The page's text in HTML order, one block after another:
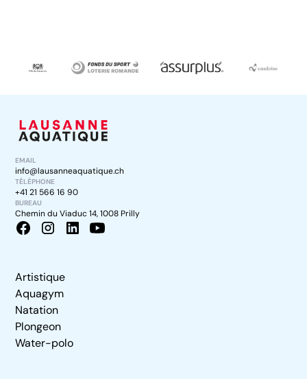
EMAIL
info@lausanneaquatique.ch
TÉLÉPHONE
+41 21 566 16 90
BUREAU
Chemin du Viaduc 14, 1008 Prilly
Artistique
Aquagym
Natation
Plongeon
Water-polo